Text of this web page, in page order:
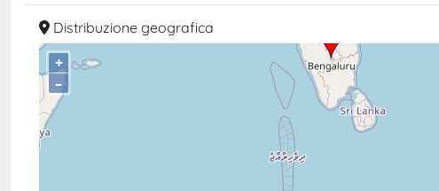
Distribuzione geografica
+
–